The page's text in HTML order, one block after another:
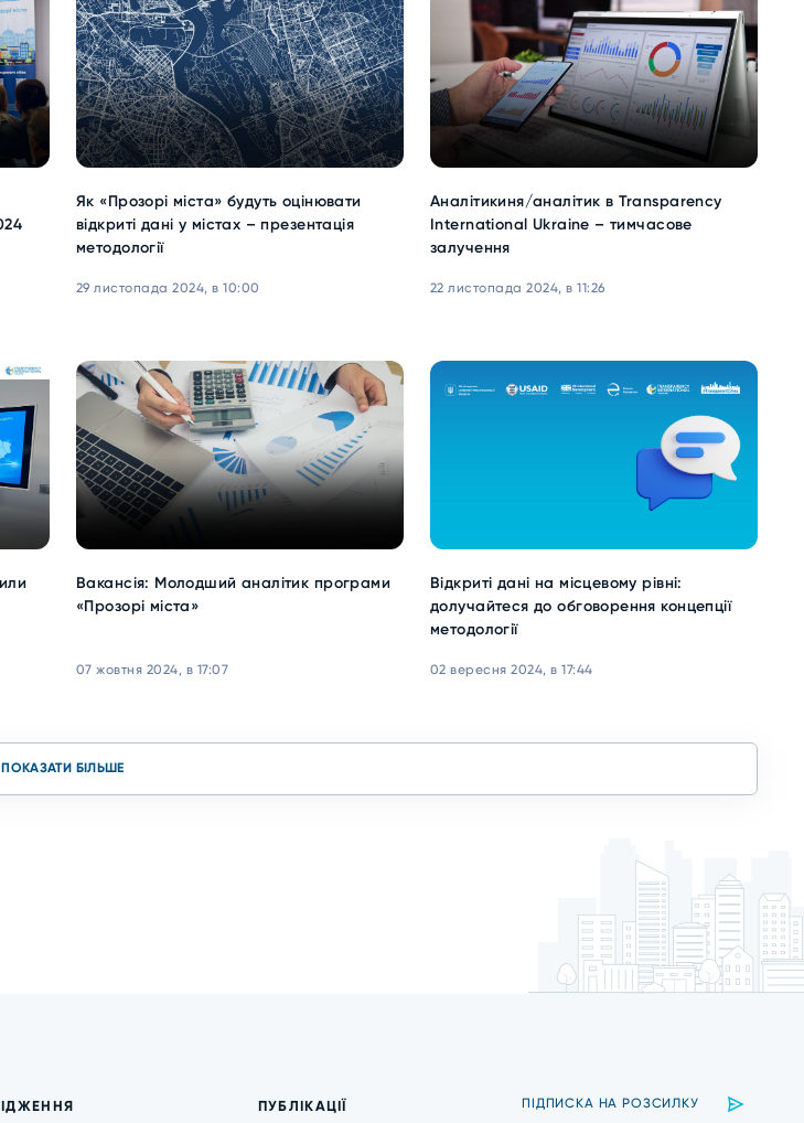
Як «Прозорі міста» будуть оцінювати
відкриті дані у містах – презентація
методології
29 листопада 2024, в 10:00
Аналітикиня/аналітик в Transparency
International Ukraine – тимчасове
залучення
22 листопада 2024, в 11:26
Вакансія: Молодший аналітик програми
«Прозорі міста»
07 жовтня 2024, в 17:07
Відкриті дані на місцевому рівні:
долучайтеся до обговорення концепції
методології
02 вересня 2024, в 17:44
ПОКАЗАТИ БІЛЬШЕ
ПУБЛІКАЦІЇ